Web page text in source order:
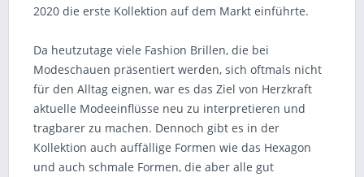
2020 die erste Kollektion auf dem Markt einführte.
Da heutzutage viele Fashion Brillen, die bei
Modeschauen präsentiert werden, sich oftmals nicht
für den Alltag eignen, war es das Ziel von Herzkraft
aktuelle Modeeinflüsse neu zu interpretieren und
tragbarer zu machen. Dennoch gibt es in der
Kollektion auch auffällige Formen wie das Hexagon
und auch schmale Formen, die aber alle gut